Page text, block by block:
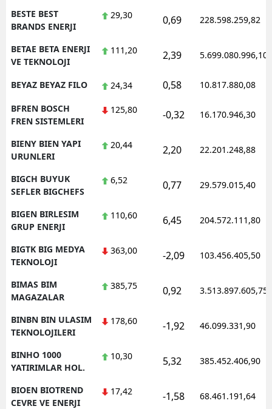
BESTE BEST
BRANDS ENERJI
29,30 0,69 228.598.259,82
BETAE BETA ENERJI
VE TEKNOLOJI
111,20 2,39 5.699.080.996,10
BEYAZ BEYAZ FILO 24,34 0,58 10.817.880,08
BFREN BOSCH
FREN SISTEMLERI
125,80 -0,32 16.170.946,30
BIENY BIEN YAPI
URUNLERI
20,44 2,20 22.201.248,88
BIGCH BUYUK
SEFLER BIGCHEFS
6,52 0,77 29.579.015,40
BIGEN BIRLESIM
GRUP ENERJI
110,60 6,45 204.572.111,80
BIGTK BIG MEDYA
TEKNOLOJI
363,00 -2,09 103.456.405,50
BIMAS BIM
MAGAZALAR
385,75 0,92 3.513.897.605,75
BINBN BIN ULASIM
TEKNOLOJILERI
178,60 -1,92 46.099.331,90
BINHO 1000
YATIRIMLAR HOL.
10,30 5,32 385.452.406,90
BIOEN BIOTREND
CEVRE VE ENERJI
17,42 -1,58 68.461.191,64